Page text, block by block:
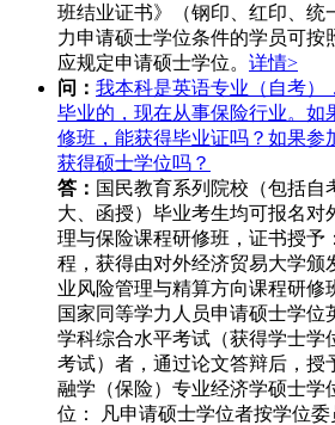
班结业证书》（钢印、红印、统
力申请硕士学位条件的学员可按
应规定申请硕士学位。 详情>
问： 我本科是英语专业（自考）
毕业的，现在从事保险行业。如
修班，能获得毕业证吗？如果参
获得硕士学位吗？
答： 国民教育系列院校（包括自
大、函授）毕业考生均可报名对
理与保险课程研修班，证书授予
程，获得由对外经济贸易大学颁
业风险管理与精算方向课程研修
国家同等学力人员申请硕士学位
学科综合水平考试（获得学士学
考试）者，通过论文答辩后，授
融学（保险）专业经济学硕士学
位： 凡申请硕士学位者按学位委